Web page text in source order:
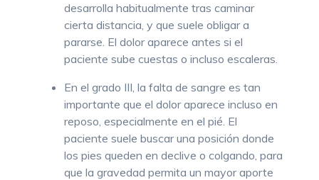
desarrolla habitualmente tras caminar
cierta distancia, y que suele obligar a
pararse. El dolor aparece antes si el
paciente sube cuestas o incluso escaleras.
En el grado III, la falta de sangre es tan
importante que el dolor aparece incluso en
reposo, especialmente en el pié. El
paciente suele buscar una posición donde
los pies queden en declive o colgando, para
que la gravedad permita un mayor aporte